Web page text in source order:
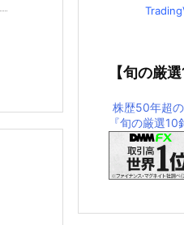
【旬の厳
株歴50年超
『旬の厳選